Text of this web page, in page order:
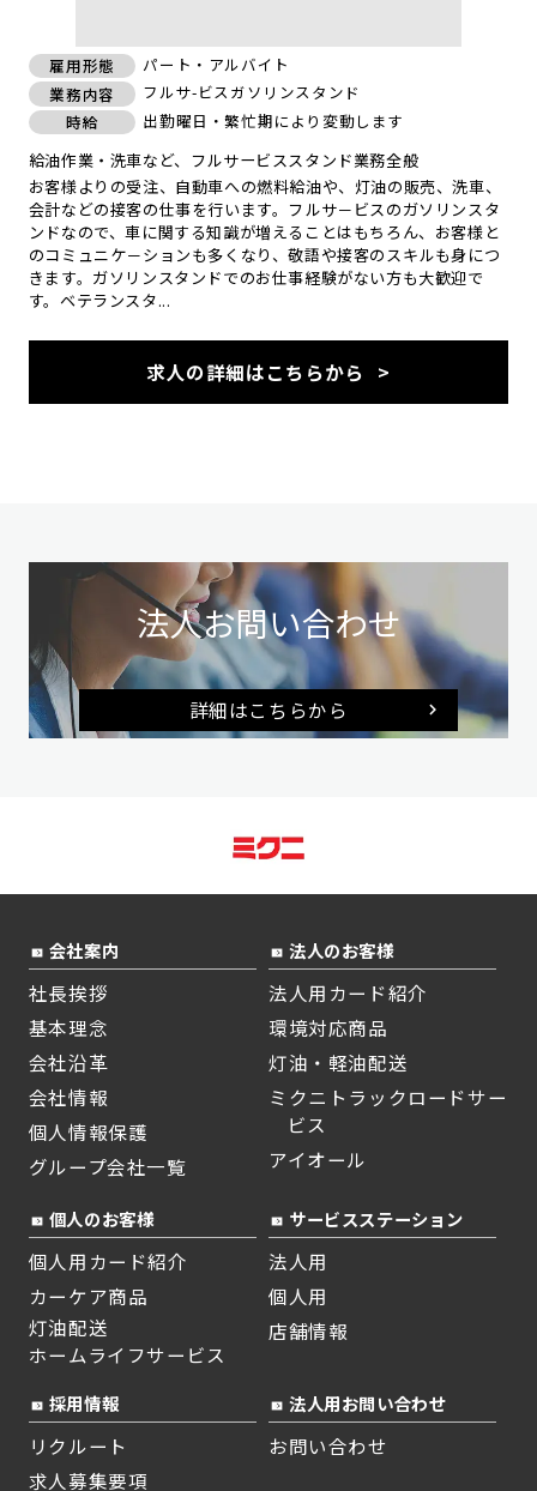
雇用形態
パート・アルバイト
業務内容
フルサ-ビスガソリンスタンド
時給
出勤曜日・繁忙期により変動します
給油作業・洗車など、フルサービススタンド業務全般
お客様よりの受注、自動車への燃料給油や、灯油の販売、洗車、
会計などの接客の仕事を行います。フルサ－ビスのガソリンスタ
ンドなので、車に関する知識が増えることはもちろん、お客様と
のコミュニケ－ションも多くなり、敬語や接客のスキルも身につ
きます。ガソリンスタンドでのお仕事経験がない方も大歓迎で
す。ベテランスタ...
求人の詳細はこちらから
法人お問い合わせ
詳細はこちらから
会社案内
社長挨拶
基本理念
会社沿革
会社情報
個人情報保護
グループ会社一覧
法人のお客様
法人用カード紹介
環境対応商品
灯油・軽油配送
ミクニトラックロードサー
ビス
アイオール
個人のお客様
個人用カード紹介
カーケア商品
灯油配送
ホームライフサービス
サービスステーション
法人用
個人用
店舗情報
採用情報
リクルート
求人募集要項
法人用お問い合わせ
お問い合わせ